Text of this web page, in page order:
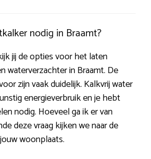
nodig in Braamt?
jij de opties voor het laten
waterverzachter in Braamt. De
zijn vaak duidelijk. Kalkvrij water
energieverbruik en je hebt
nodig. Hoeveel ga ik er van
deze vraag kijken we naar de
woonplaats.